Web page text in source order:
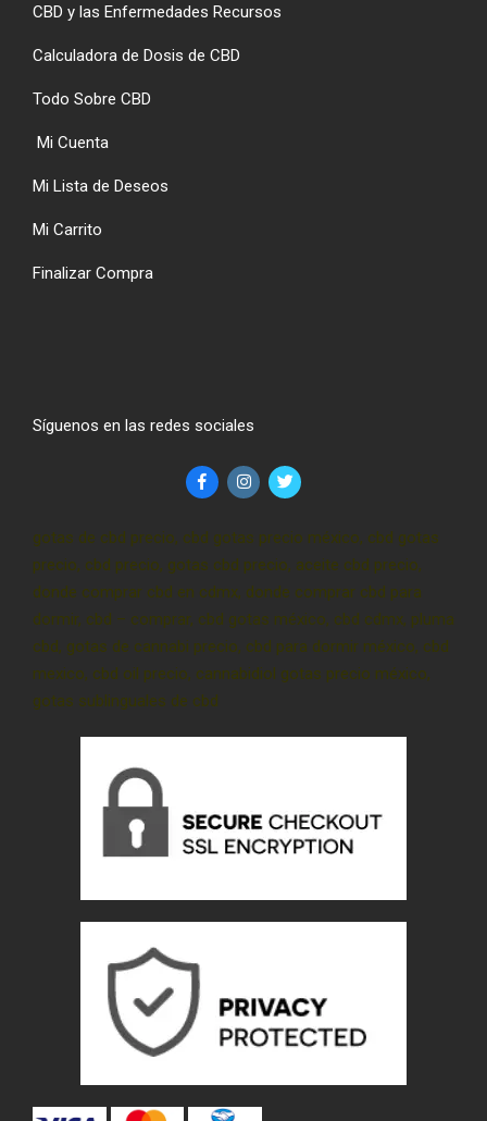
CBD y las Enfermedades Recursos
Calculadora de Dosis de CBD
Todo Sobre CBD
Mi Cuenta
Mi Lista de Deseos
Mi Carrito
Finalizar Compra
Síguenos en las redes sociales
gotas de cbd precio, cbd gotas precio méxico, cbd gotas
precio, cbd precio, gotas cbd precio, aceite cbd precio,
donde comprar cbd en cdmx, donde comprar cbd para
dormir, cbd – comprar, cbd gotas méxico, cbd cdmx, pluma
cbd, gotas de cannabi precio, cbd para dormir méxico, cbd
mexico, cbd oil precio, cannabidiol gotas precio méxico,
gotas sublinguales de cbd